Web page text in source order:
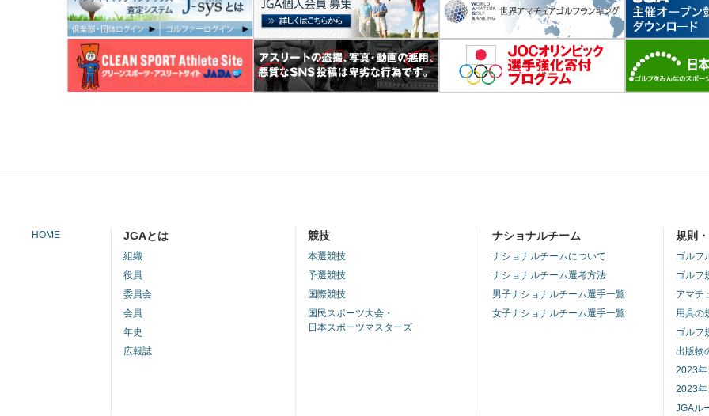
HOME JGAとは
組織
役員
委員会
会員
年史
広報誌
競技
本選競技
予選競技
国際競技
国民スポーツ大会・
日本スポーツマスターズ
ナショナルチーム
ナショナルチームについて
ナショナルチーム選考方法
男子ナショナルチーム選手一覧
女子ナショナルチーム選手一覧
規則
ゴルフ
ゴルフ
アマチ
用具の
ゴルフ
出版物
2023
2023
JGAル